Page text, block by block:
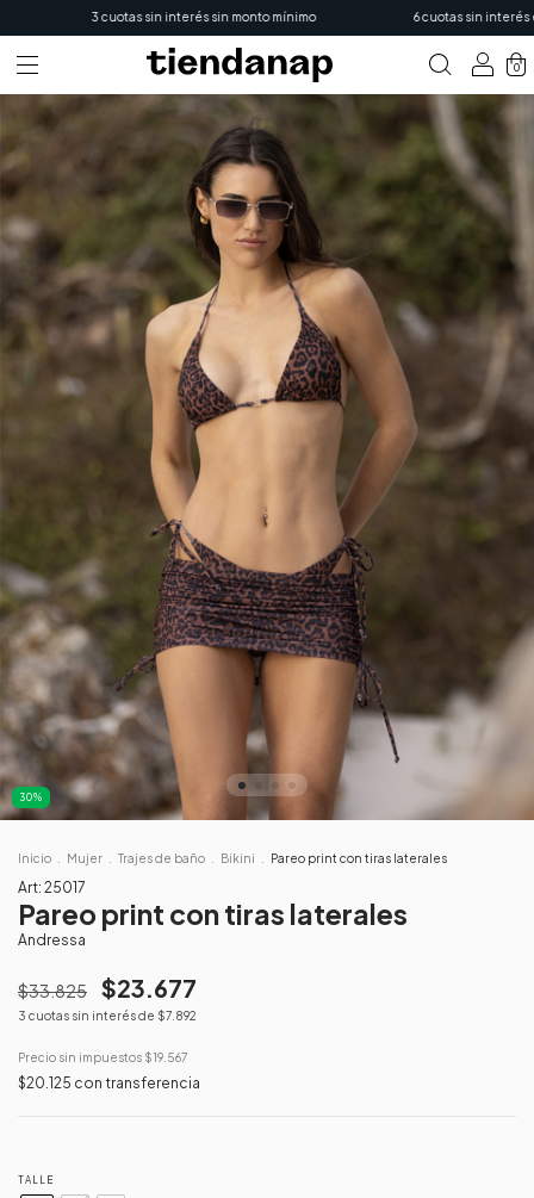
3 cuotas sin interés sin monto mínimo 6 cuotas sin interés en
0
30%
Inicio Mujer Trajes de baño Bikini Pareo print con tiras laterales
Art: 25017
Pareo print con tiras laterales
Andressa
$33.825 $23.677
3 cuotas sin interés de $7.892
Precio sin impuestos $19.567
$20.125 con transferencia
TALLE